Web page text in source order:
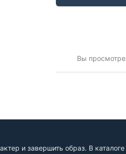
и завершить образ. В
Вы